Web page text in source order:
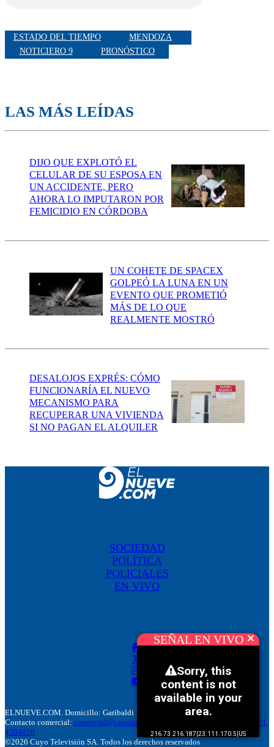
SEÑAL EN VIVO
ESTADO DEL TIEMPO
MENDOZA
NOTICIERO 9
PRONÓSTICO
LAS MÁS LEÍDAS
DIJO QUE EXPLOTÓ EL
CELULAR DE SU ESPOSA EN
UN ACCIDENTE, PERO
AHORA LO IMPUTARON POR
FEMICIDIO EN CÓRDOBA
UN COHETE DE SPACEX
GOLPEÓ LA LUNA EN UN
EVENTO QUE PROMETIÓ
MÁS DE LO QUE
REALMENTE MOSTRÓ
DESALOJOS EXPRÉS: CÓMO
FUNCIONARÍA EL NUEVO
MECANISMO PARA
RECUPERAR UNA VIVIENDA
SI NO PAGAN EL ALQUILER
SOCIEDAD
POLÍTICA
POLICIALES
EN VIVO
ELNUEVE.COM. Domicillo: Garibaldi 186. M5500 Mendoza, Argentina.
Contacto comercial: comercial@canalnuevemendoza.com.ar
+(54) 9 261
4204020
©2026 Cuyo Televisión SA. Todos los derechos reservados